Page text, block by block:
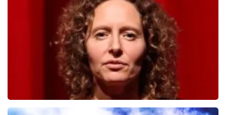
laatste 30 minuten
BESTEL NU